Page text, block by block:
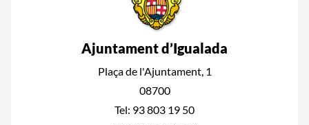
Ajuntament d’Igualada
Plaça de l'Ajuntament, 1
08700
Tel: 93 803 19 50